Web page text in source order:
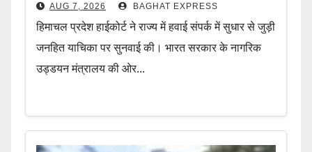
AUG 7, 2026 BAGHAT EXPRESS
हिमाचल प्रदेश हाईकोर्ट ने राज्य में हवाई संपर्क में सुधार से जुड़ी
जनहित याचिका पर सुनवाई की। भारत सरकार के नागरिक
उड्डयन मंत्रालय की ओर...